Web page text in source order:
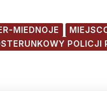
MIEDNOJE
POLICJI